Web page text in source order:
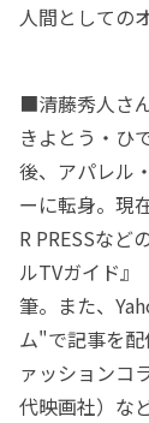
人間としての
■清藤秀人さ
きよとう・ひ
後、アパレル
ーに転身。現
R PRESSなど
ルTVガイド』
筆。また、
ム"で記事を
ァッションコ
代映画社）な